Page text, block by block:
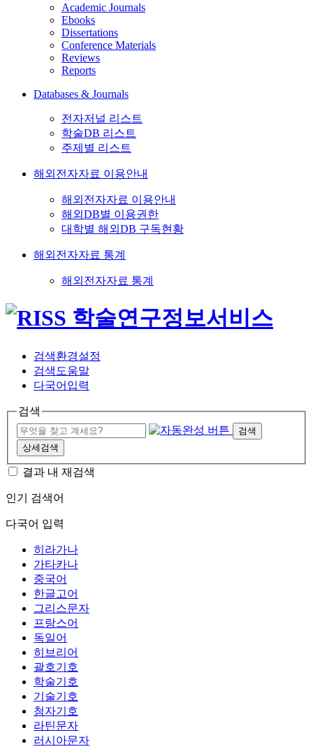
Academic Journals
Ebooks
Dissertations
Conference Materials
Reviews
Reports
Databases & Journals
전자저널 리스트
학술DB 리스트
주제별 리스트
해외전자자료 이용안내
해외전자자료 이용안내
해외DB별 이용권한
대학별 해외DB 구독현황
해외전자자료 통계
해외전자자료 통계
검색환경설정
검색도움말
다국어입력
검색
검색
상세검색
결과 내 재검색
인기 검색어
다국어 입력
히라가나
가타카나
중국어
한글고어
그리스문자
프랑스어
독일어
히브리어
괄호기호
학술기호
기술기호
첨자기호
라틴문자
러시아문자